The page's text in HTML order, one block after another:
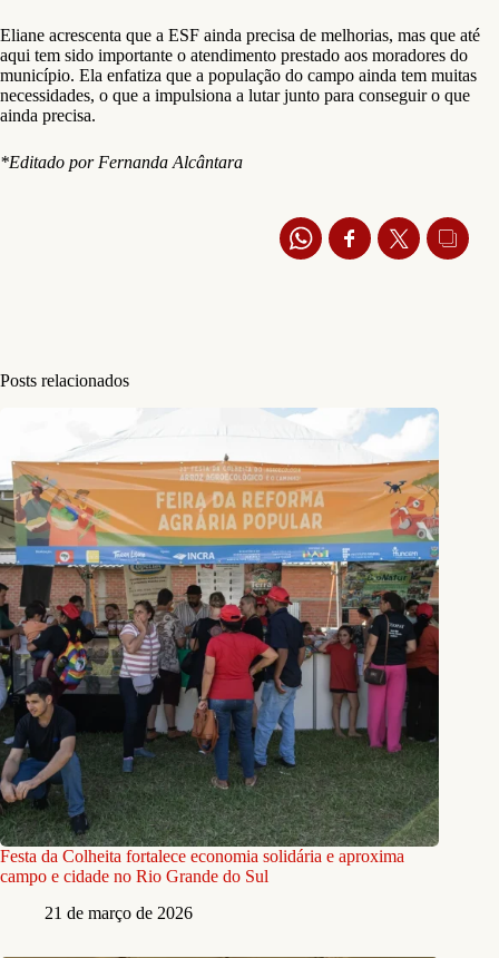
Eliane acrescenta que a ESF ainda precisa de melhorias, mas que até
aqui tem sido importante o atendimento prestado aos moradores do
município. Ela enfatiza que a população do campo ainda tem muitas
necessidades, o que a impulsiona a lutar junto para conseguir o que
ainda precisa.
*Editado por Fernanda Alcântara
Posts relacionados
Festa da Colheita fortalece economia solidária e aproxima
campo e cidade no Rio Grande do Sul
21 de março de 2026